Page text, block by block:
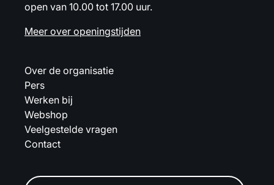
open van 10.00 tot 17.00 uur.
Meer over openingstijden
Over de organisatie
Pers
Werken bij
Webshop
Veelgestelde vragen
Contact